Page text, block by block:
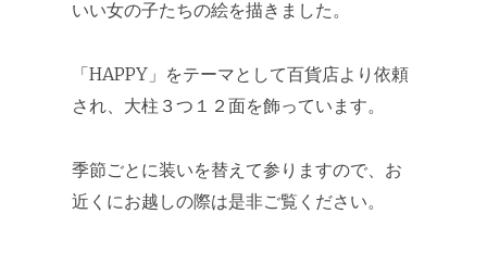
いい女の子たちの絵を描きました。
「HAPPY」をテーマとして百貨店より依頼
され、大柱３つ１２面を飾っています。
季節ごとに装いを替えて参りますので、お
近くにお越しの際は是非ご覧ください。